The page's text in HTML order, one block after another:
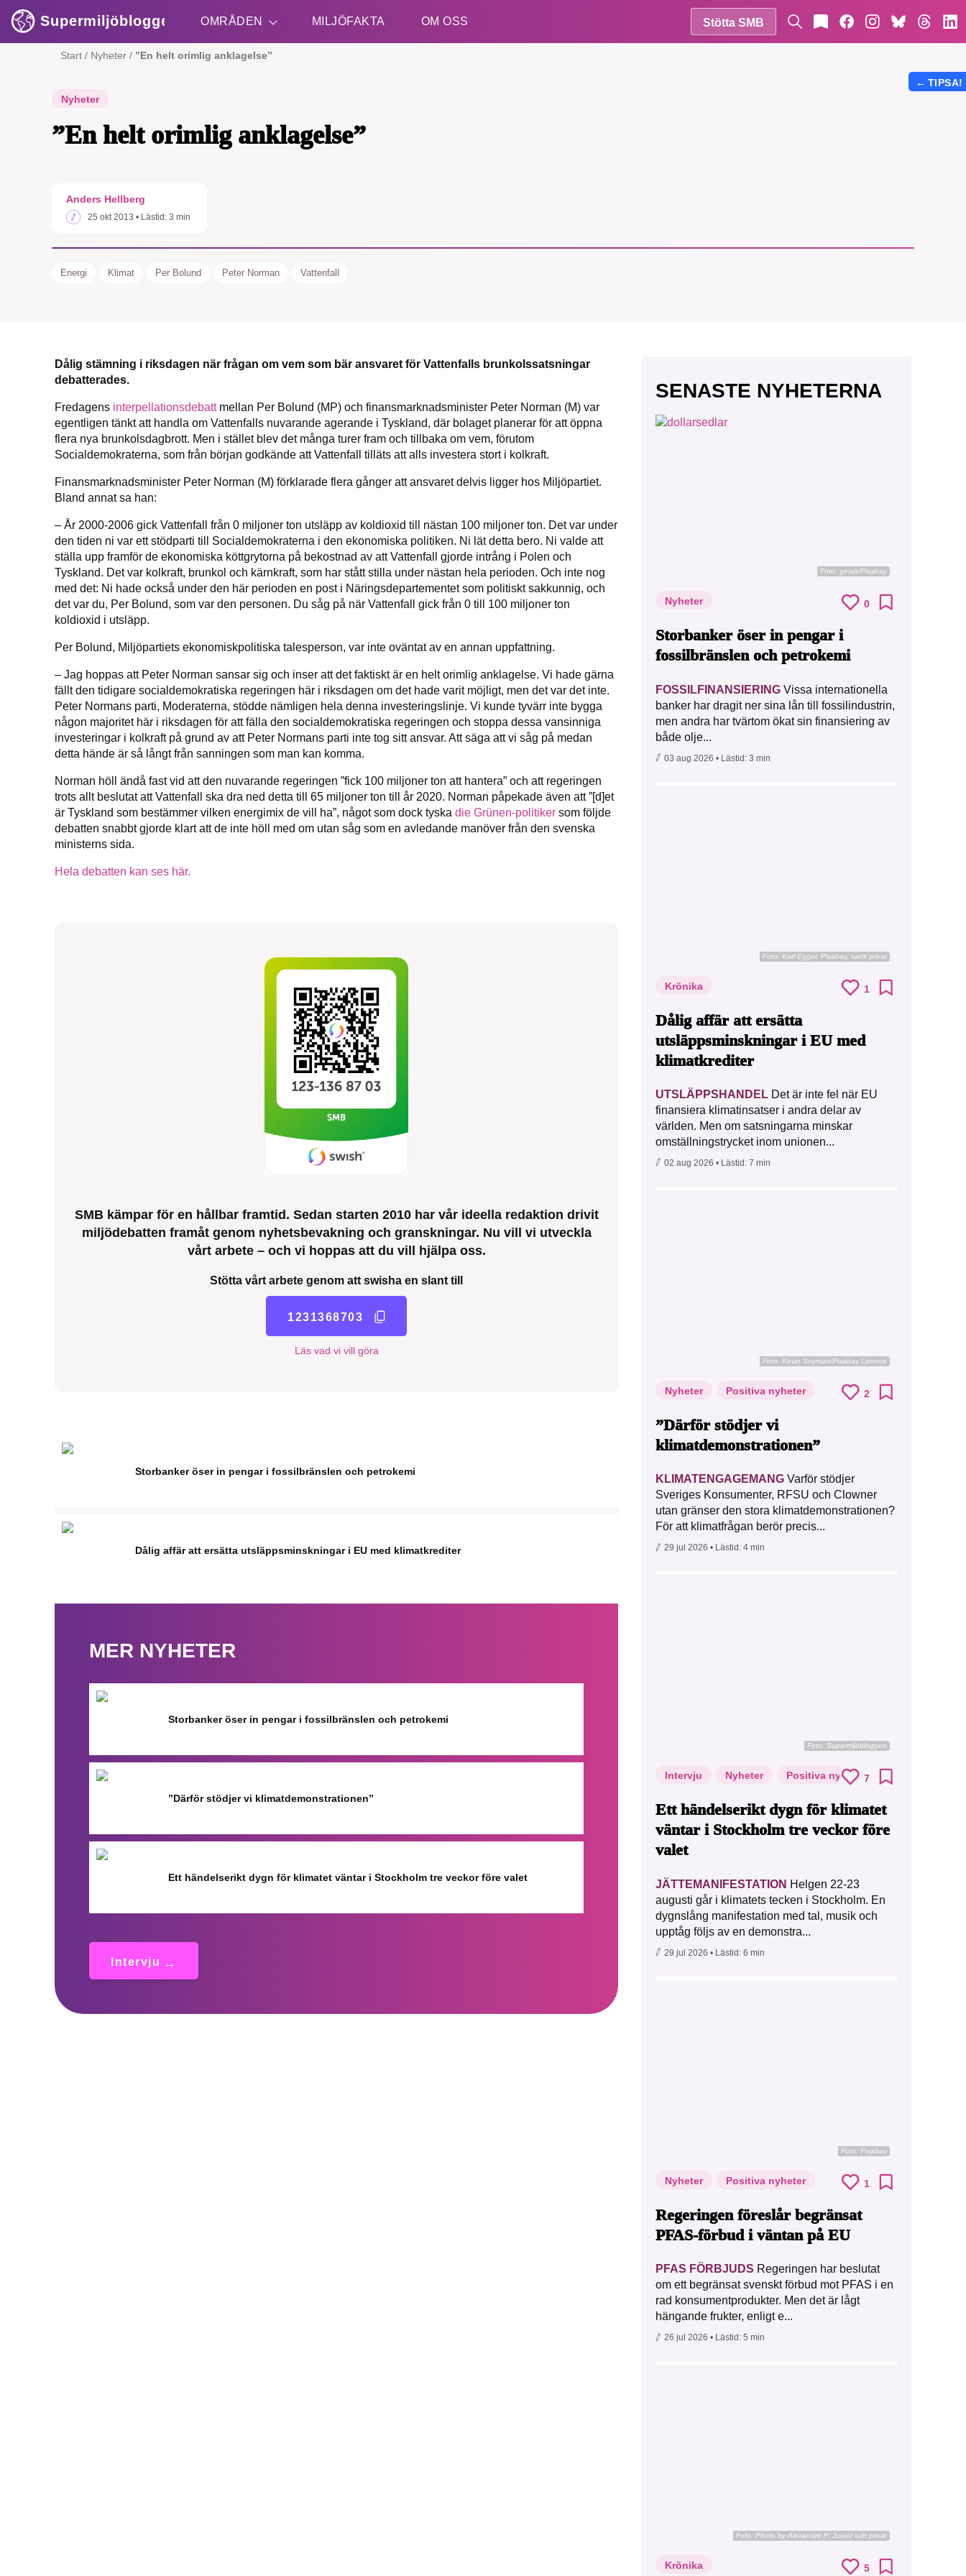
Supermiljöbloggen OMRÅDEN MILJÖFAKTA OM OSS Stötta SMB
Start / Nyheter / ”En helt orimlig anklagelse”
Nyheter
”En helt orimlig anklagelse”
Anders Hellberg
25 okt 2013 • Lästid: 3 min
Energi Klimat Per Bolund Peter Norman Vattenfall
Dålig stämning i riksdagen när frågan om vem som bär ansvaret för Vattenfalls brunkolssatsningar
debatterades.
Fredagens interpellationsdebatt mellan Per Bolund (MP) och finansmarknadsminister Peter Norman (M) var
egentligen tänkt att handla om Vattenfalls nuvarande agerande i Tyskland, där bolaget planerar för att öppna
flera nya brunkolsdagbrott. Men i stället blev det många turer fram och tillbaka om vem, förutom
Socialdemokraterna, som från början godkände att Vattenfall tilläts att alls investera stort i kolkraft.
Finansmarknadsminister Peter Norman (M) förklarade flera gånger att ansvaret delvis ligger hos Miljöpartiet.
Bland annat sa han:
– År 2000-2006 gick Vattenfall från 0 miljoner ton utsläpp av koldioxid till nästan 100 miljoner ton. Det var under
den tiden ni var ett stödparti till Socialdemokraterna i den ekonomiska politiken. Ni lät detta bero. Ni valde att
ställa upp framför de ekonomiska köttgrytorna på bekostnad av att Vattenfall gjorde intrång i Polen och
Tyskland. Det var kolkraft, brunkol och kärnkraft, som har stått stilla under nästan hela perioden. Och inte nog
med det: Ni hade också under den här perioden en post i Näringsdepartementet som politiskt sakkunnig, och
det var du, Per Bolund, som var den personen. Du såg på när Vattenfall gick från 0 till 100 miljoner ton
koldioxid i utsläpp.
Per Bolund, Miljöpartiets ekonomiskpolitiska talesperson, var inte oväntat av en annan uppfattning.
– Jag hoppas att Peter Norman sansar sig och inser att det faktiskt är en helt orimlig anklagelse. Vi hade gärna
fällt den tidigare socialdemokratiska regeringen här i riksdagen om det hade varit möjligt, men det var det inte.
Peter Normans parti, Moderaterna, stödde nämligen hela denna investeringslinje. Vi kunde tyvärr inte bygga
någon majoritet här i riksdagen för att fälla den socialdemokratiska regeringen och stoppa dessa vansinniga
investeringar i kolkraft på grund av att Peter Normans parti inte tog sitt ansvar. Att säga att vi såg på medan
detta hände är så långt från sanningen som man kan komma.
Norman höll ändå fast vid att den nuvarande regeringen ”fick 100 miljoner ton att hantera” och att regeringen
trots allt beslutat att Vattenfall ska dra ned detta till 65 miljoner ton till år 2020. Norman påpekade även att ”[d]et
är Tyskland som bestämmer vilken energimix de vill ha”, något som dock tyska die Grünen-politiker som följde
debatten snabbt gjorde klart att de inte höll med om utan såg som en avledande manöver från den svenska
ministerns sida.
Hela debatten kan ses här.
SMB kämpar för en hållbar framtid. Sedan starten 2010 har vår ideella redaktion drivit
miljödebatten framåt genom nyhetsbevakning och granskningar. Nu vill vi utveckla
vårt arbete – och vi hoppas att du vill hjälpa oss.
Stötta vårt arbete genom att swisha en slant till
1231368703
Läs vad vi vill göra
Storbanker öser in pengar i fossilbränslen och petrokemi
Dålig affär att ersätta utsläppsminskningar i EU med klimatkrediter
MER NYHETER
Storbanker öser in pengar i fossilbränslen och petrokemi
”Därför stödjer vi klimatdemonstrationen”
Ett händelserikt dygn för klimatet väntar i Stockholm tre veckor före valet
Intervju
SENASTE NYHETERNA
Foto: geralt/Pixabay
Nyheter 0
Storbanker öser in pengar i
fossilbränslen och petrokemi
FOSSILFINANSIERING Vissa internationella
banker har dragit ner sina lån till fossilindustrin,
men andra har tvärtom ökat sin finansiering av
både olje...
03 aug 2026 • Lästid: 3 min
Foto: Karl Egger, Pixabay, samt privat
Krönika 1
Dålig affär att ersätta
utsläppsminskningar i EU med
klimatkrediter
UTSLÄPPSHANDEL Det är inte fel när EU
finansiera klimatinsatser i andra delar av
världen. Men om satsningarna minskar
omställningstrycket inom unionen...
02 aug 2026 • Lästid: 7 min
Foto: Kevin Snyman/Pixabay Licence
Nyheter Positiva nyheter 2
”Därför stödjer vi
klimatdemonstrationen”
KLIMATENGAGEMANG Varför stödjer
Sveriges Konsumenter, RFSU och Clowner
utan gränser den stora klimatdemonstrationen?
För att klimatfrågan berör precis...
29 jul 2026 • Lästid: 4 min
Foto: Supermijöbloggen
Intervju Nyheter Positiva nyheter7
Ett händelserikt dygn för klimatet
väntar i Stockholm tre veckor före
valet
JÄTTEMANIFESTATION Helgen 22-23
augusti går i klimatets tecken i Stockholm. En
dygnslång manifestation med tal, musik och
upptåg följs av en demonstra...
29 jul 2026 • Lästid: 6 min
Foto: Pixabay
Nyheter Positiva nyheter 1
Regeringen föreslår begränsat
PFAS-förbud i väntan på EU
PFAS FÖRBJUDS Regeringen har beslutat
om ett begränsat svenskt förbud mot PFAS i en
rad konsumentprodukter. Men det är lågt
hängande frukter, enligt e...
26 jul 2026 • Lästid: 5 min
Foto: Photo by Alexandre P. Junior och privat
Krönika 5
← TIPSA!
SMB kämpar för en hållbar framtid. Sedan starten 2010 har vår
ideella redaktion drivit miljödebatten framåt genom
nyhetsbevakning och granskningar. Nu vill vi utveckla vårt
1231368703
Läs vad vi vill göra